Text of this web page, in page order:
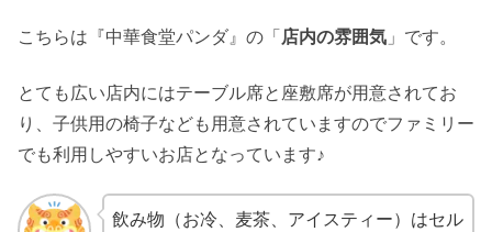
こちらは『中華食堂パンダ』の「店内の雰囲気 」です。
とても広い店内にはテーブル席と座敷席が用意されてお
り、子供用の椅子なども用意されていますのでファミリー
でも利用しやすいお店となっています♪
飲み物（お冷、麦茶、アイスティー）はセル